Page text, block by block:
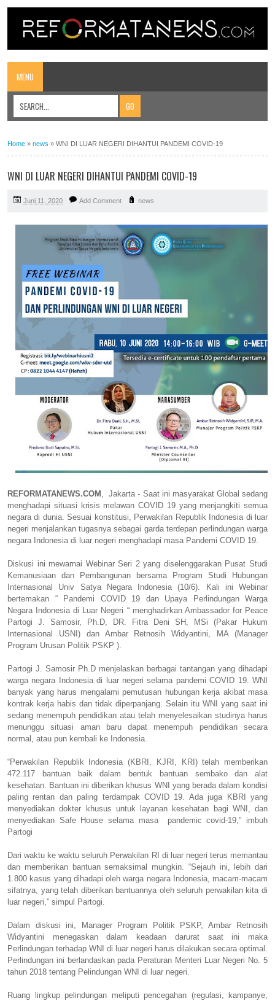
MENU
Home » news » WNI DI LUAR NEGERI DIHANTUI PANDEMI COVID-19
WNI DI LUAR NEGERI DIHANTUI PANDEMI COVID-19
Juni 11, 2020 Add Comment news
REFORMATANEWS.COM , Jakarta - Saat ini masyarakat Global sedang
menghadapi situasi krisis melawan COVID 19 yang menjangkiti semua
negara di dunia. Sesuai konstitusi, Perwakilan Republik Indonesia di luar
negeri menjalankan tugasnya sebagai garda terdepan perlindungan warga
negara Indonesia di luar negeri menghadapi masa Pandemi COVID 19.
Diskusi ini mewarnai Webinar Seri 2 yang diselenggarakan Pusat Studi
Kemanusiaan dan Pembangunan bersama Program Studi Hubungan
Internasional Univ Satya Negara Indonesia (10/6). Kali ini Webinar
bertemakan “ Pandemi COVID 19 dan Upaya Perlindungan Warga
Negara Indonesia di Luar Negeri “ menghadirkan Ambassador for Peace
Partogi J. Samosir, Ph.D, DR. Fitra Deni SH, MSi (Pakar Hukum
Internasional USNI) dan Ambar Retnosih Widyantini, MA (Manager
Program Urusan Politik PSKP ).
Partogi J. Samosir Ph.D menjelaskan berbagai tantangan yang dihadapi
warga negara Indonesia di luar negeri selama pandemi COVID 19. WNI
banyak yang harus mengalami pemutusan hubungan kerja akibat masa
kontrak kerja habis dan tidak diperpanjang. Selain itu WNI yang saat ini
sedang menempuh pendidikan atau telah menyelesaikan studinya harus
menunggu situasi aman baru dapat menempuh pendidikan secara
normal, atau pun kembali ke Indonesia.
“Perwakilan Republik Indonesia (KBRI, KJRI, KRI) telah memberikan
472.117 bantuan baik dalam bentuk bantuan sembako dan alat
kesehatan. Bantuan ini diberikan khusus WNI yang berada dalam kondisi
paling rentan dan paling terdampak COVID 19. Ada juga KBRI yang
menyediakan dokter khusus untuk layanan kesehatan bagi WNI, dan
menyediakan Safe House selama masa pandemic covid-19,” imbuh
Partogi
Dari waktu ke waktu seluruh Perwakilan RI di luar negeri terus memantau
dan memberikan bantuan semaksimal mungkin. “Sejauh ini, lebih dari
1.800 kasus yang dihadapi oleh warga negara Indonesia, macam-macam
sifatnya, yang telah diberikan bantuannya oleh seluruh perwakilan kita di
luar negeri,” simpul Partogi.
Dalam diskusi ini, Manager Program Politik PSKP, Ambar Retnosih
Widyantini menegaskan dalam keadaan darurat saat ini maka
Perlindungan terhadap WNI di luar negeri harus dilakukan secara optimal.
Perlindungan ini berlandaskan pada Peraturan Menteri Luar Negeri No. 5
tahun 2018 tentang Pelindungan WNI di luar negeri.
Ruang lingkup pelindungan meliputi pencegahan (regulasi, kampanye,